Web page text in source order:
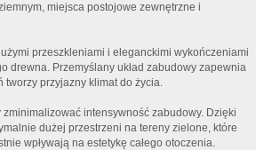
miejsca postojowe zewnętrzne i
przeszkleniami i eleganckimi wykończeniami
drewna. Przemyślany układ zabudowy zapewnia
tworzy przyjazny klimat do życia.
intensywność zabudowy. Dzięki
dużej przestrzeni na tereny zielone, które
wpływają na estetykę całego otoczenia.